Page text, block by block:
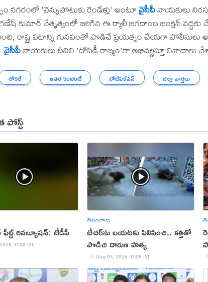
నగరంలో 'వెన్నుపోటుకు రెండేళ్లు' అంటూవైసీపీనాయకులు
కుమార్ నేతృత్వంలో జరిగిన ఈ ర్యాలీ జగదాంబ జంక్షన్ వద్దకు
రాష్ట్ర పటాన్ని గునపంతో పొడిచే ప్రయత్నం చేయగా పోలీసులు
వైసీపీనాయకులు దీనిని 'దోపిడీ రాజ్యం'గా అభివర్ణిస్తూ నినాదాలు
లోకల్ ఇతర కంటెంట్ నోటిఫికేషన్ జిల్లా వార్తలు
పోస్ట్
రివల్యూషన్: టీడీపీ
17:08 IST
తెలంగాణ
టీచర్‌ను బయటకు పిలిపించి.. కత్తితో
పొడిచి దారుణ హత్య
Aug 03, 2026, 17:08 IST